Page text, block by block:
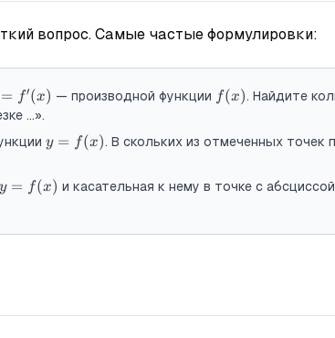
вопрос. Самые частые формулировки:
= f′(x) — производной функции f(x)
f(x). Найдите
…».
y=f(x)
y = f(x). В скольких из отмеченных точек
y=f(x)
y = f(x) и касательная к нему в точке с абсциссой